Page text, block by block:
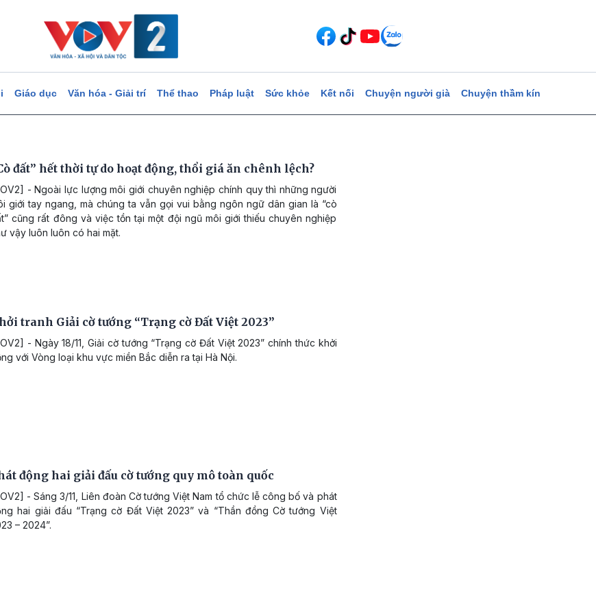
Giáo dục Văn hóa - Giải trí Thể thao Pháp luật Sức khỏe Kết nối Chuyện người già Chuyện thầm kín
đất” hết thời tự do hoạt động, thổi giá ăn chênh lệch?
- Ngoài lực lượng môi giới chuyên nghiệp chính quy thì những người
giới tay ngang, mà chúng ta vẫn gọi vui bằng ngôn ngữ dân gian là “cò
cũng rất đông và việc tồn tại một đội ngũ môi giới thiếu chuyên nghiệp
vậy luôn luôn có hai mặt.
tranh Giải cờ tướng “Trạng cờ Đất Việt 2023”
- Ngày 18/11, Giải cờ tướng “Trạng cờ Đất Việt 2023” chính thức khởi
với Vòng loại khu vực miền Bắc diễn ra tại Hà Nội.
động hai giải đấu cờ tướng quy mô toàn quốc
- Sáng 3/11, Liên đoàn Cờ tướng Việt Nam tổ chức lễ công bố và phát
hai giải đấu “Trạng cờ Đất Việt 2023” và “Thần đồng Cờ tướng Việt
– 2024”.